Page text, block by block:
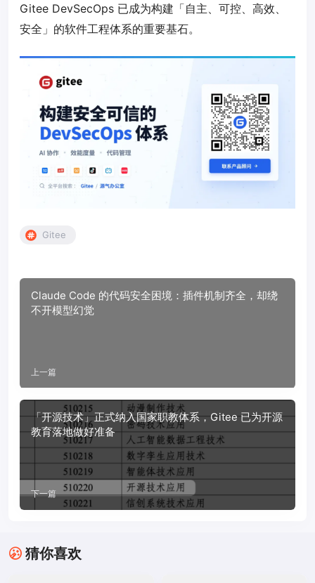
Gitee DevSecOps 已成为构建「自主、可控、高效、
安全」的软件工程体系的重要基石。
Gitee
Claude Code 的代码安全困境：插件机制齐全，却绕
不开模型幻觉
上一篇
「开源技术」正式纳入国家职教体系，Gitee 已为开源
教育落地做好准备
下一篇
猜你喜欢